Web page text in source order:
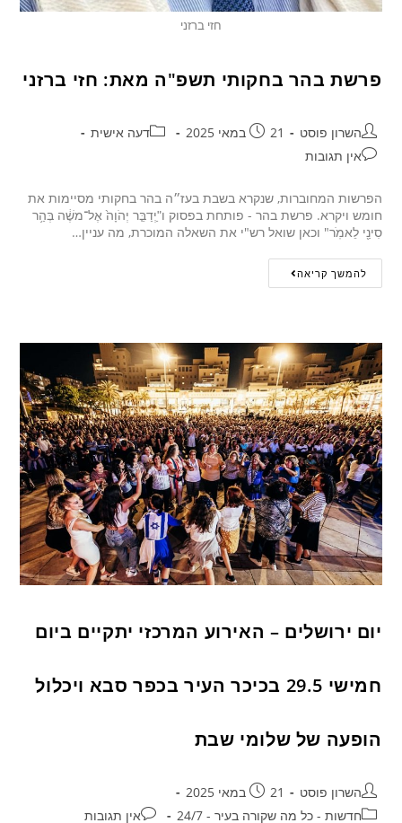
חזי ברזני
פרשת בהר בחקותי תשפ"ה מאת: חזי ברזני
השרון פוסט 21 במאי 2025
דעה אישית
אין תגובות
הפרשות המחוברות, שנקרא בשבת בעז״ה בהר בחקותי מסיימות את
חומש ויקרא. פרשת בהר - פותחת בפסוק ו"ַיְדַבֵּ֤ר יְהֹוָה֙ אֶל־משֶׁ֔ה בְּהַ֥ר
סִינַ֖י לֵאמֹֽר" וכאן שואל רש"י את השאלה המוכרת, מה עניין…
להמשך קריאה
יום ירושלים – האירוע המרכזי יתקיים ביום
חמישי 29.5 בכיכר העיר בכפר סבא ויכלול
הופעה של שלומי שבת
השרון פוסט
21 במאי 2025
חדשות - כל מה שקורה בעיר - 24/7
אין תגובות